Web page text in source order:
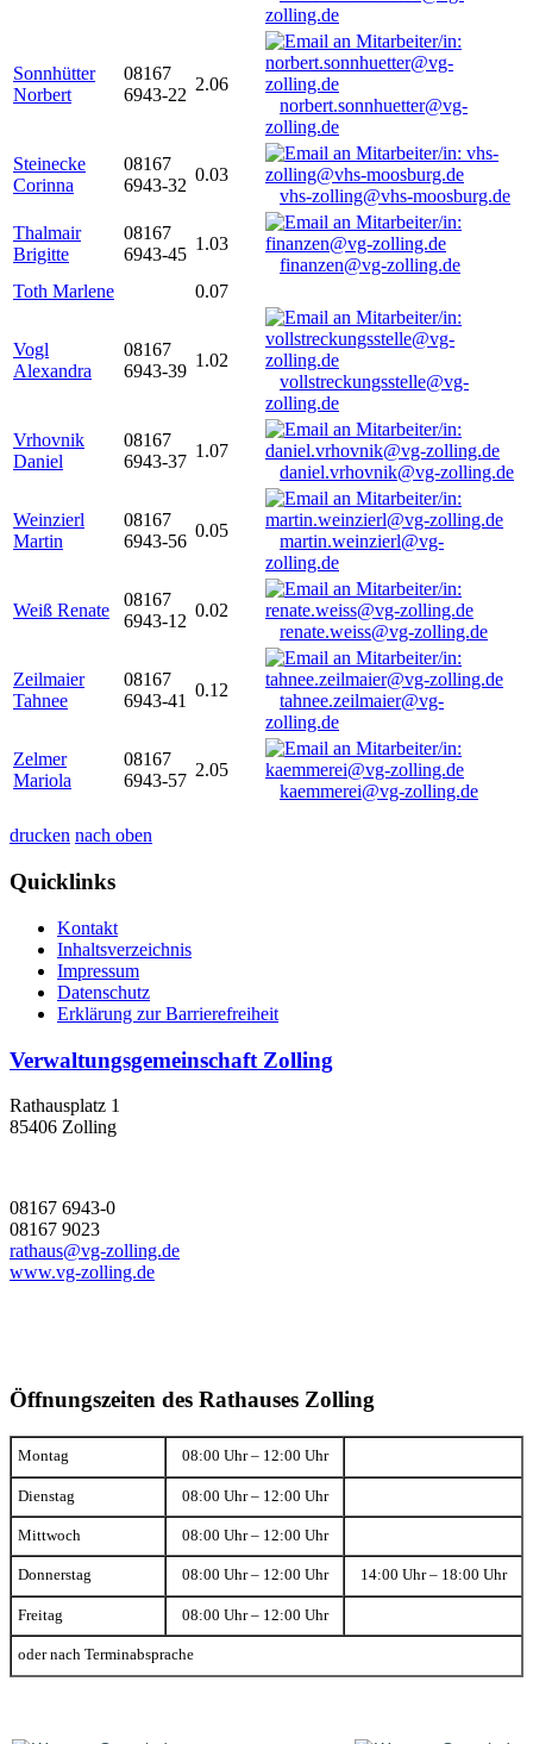
zolling.de
Sonnhütter
Norbert
08167
6943-22
2.06
norbert.sonnhuetter@vg-
zolling.de
Steinecke
Corinna
08167
6943-32
0.03
vhs-zolling@vhs-moosburg.de
Thalmair
Brigitte
08167
6943-45
1.03
finanzen@vg-zolling.de
Toth Marlene
0.07
Vogl
Alexandra
08167
6943-39
1.02
vollstreckungsstelle@vg-
zolling.de
Vrhovnik
Daniel
08167
6943-37
1.07
daniel.vrhovnik@vg-zolling.de
Weinzierl
Martin
08167
6943-56
0.05
martin.weinzierl@vg-
zolling.de
Weiß Renate
08167
6943-12
0.02
renate.weiss@vg-zolling.de
Zeilmaier
Tahnee
08167
6943-41
0.12
tahnee.zeilmaier@vg-
zolling.de
Zelmer
Mariola
08167
6943-57
2.05
kaemmerei@vg-zolling.de
drucken nach oben
Quicklinks
Kontakt
Inhaltsverzeichnis
Impressum
Datenschutz
Erklärung zur Barrierefreiheit
Verwaltungsgemeinschaft Zolling
Rathausplatz 1
85406 Zolling
08167 6943-0
08167 9023
rathaus@vg-zolling.de
www.vg-zolling.de
Öffnungszeiten des Rathauses Zolling
Montag 08:00 Uhr – 12:00 Uhr
Dienstag 08:00 Uhr – 12:00 Uhr
Mittwoch 08:00 Uhr – 12:00 Uhr
Donnerstag 08:00 Uhr – 12:00 Uhr 14:00 Uhr – 18:00 Uhr
Freitag 08:00 Uhr – 12:00 Uhr
oder nach Terminabsprache